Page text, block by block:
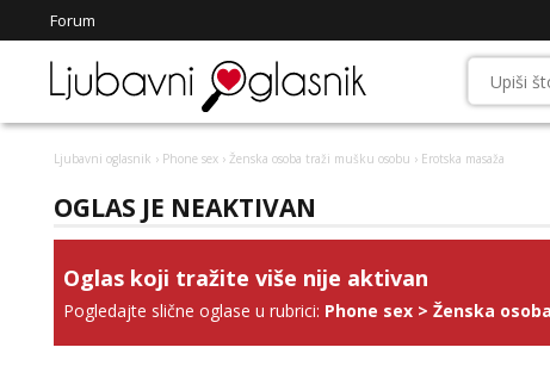
Forum
Ljubavni oglasnik › Phone sex › Ženska osoba traži mušku osobu › Erotska masaža
OGLAS JE NEAKTIVAN
Oglas koji tražite više nije aktivan
Pogledajte slične oglase u rubrici: Phone sex > Ženska